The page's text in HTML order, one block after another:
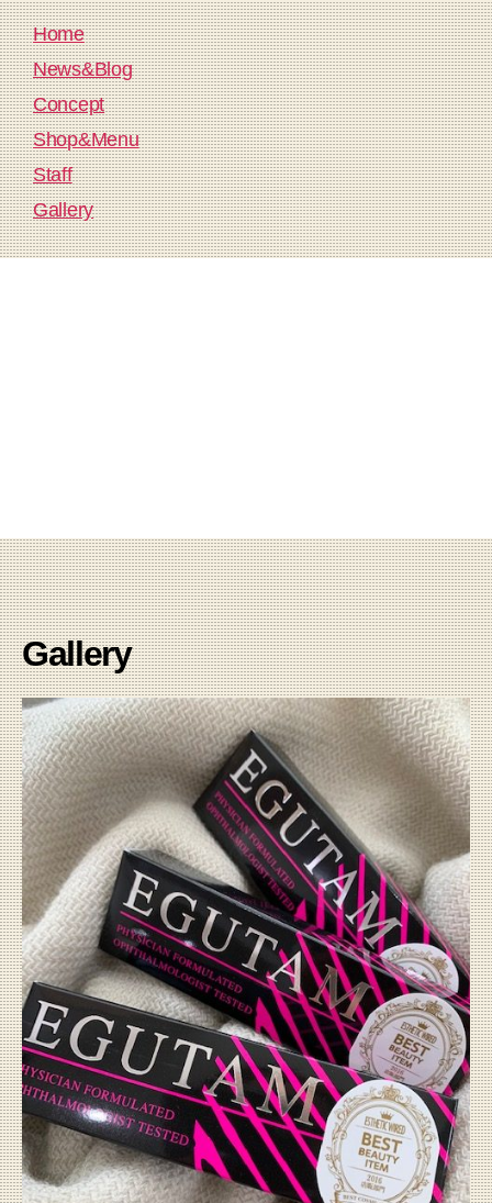
Home
News&Blog
Concept
Shop&Menu
Staff
Gallery
Gallery